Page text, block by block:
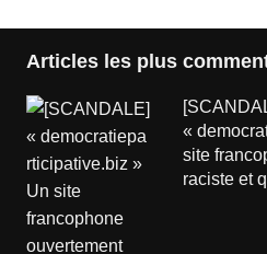
Articles les plus
«
site
raciste et